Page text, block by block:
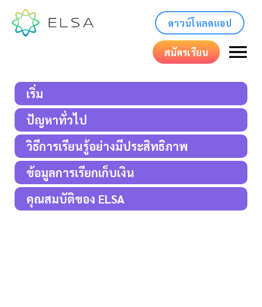
ดาวน์โหลดแอป
สมัครเรียน
เริ่ม
ปัญหาทั่วไป
วิธีการเรียนรู้อย่างมีประสิทธิภาพ
ข้อมูลการเรียกเก็บเงิน
คุณสมบัติของ ELSA